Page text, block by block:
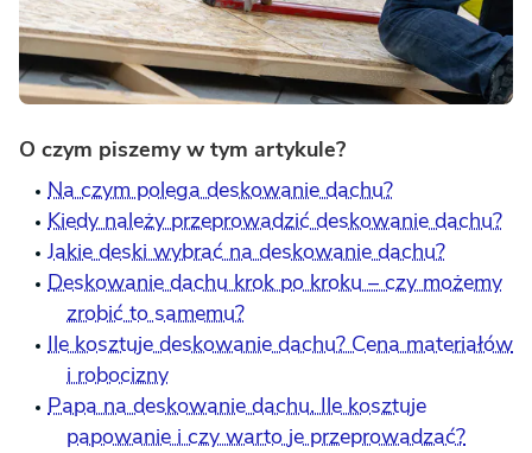
O czym piszemy w tym artykule?
Na czym polega deskowanie dachu?
Kiedy należy przeprowadzić deskowanie dachu?
Jakie deski wybrać na deskowanie dachu?
Deskowanie dachu krok po kroku – czy możemy
zrobić to samemu?
Ile kosztuje deskowanie dachu? Cena materiałów
i robocizny
Papa na deskowanie dachu. Ile kosztuje
papowanie i czy warto je przeprowadzać?